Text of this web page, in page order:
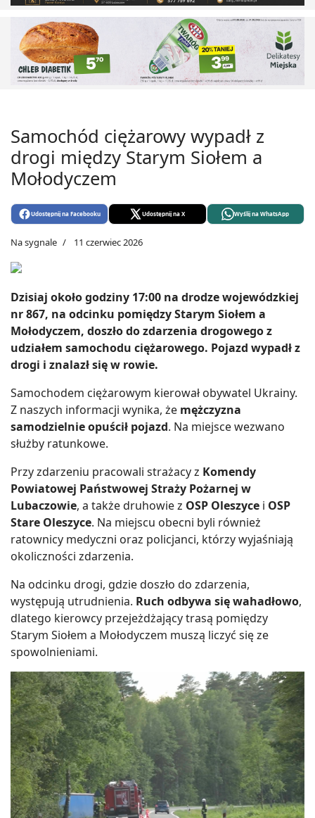
Samochód ciężarowy wypadł z
drogi między Starym Siołem a
Mołodyczem
Udostępnij na Facebooku Udostępnij na X Wyślij na WhatsApp
Na sygnale 11 czerwiec 2026
Dzisiaj około godziny 17:00 na drodze wojewódzkiej
nr 867, na odcinku pomiędzy Starym Siołem a
Mołodyczem, doszło do zdarzenia drogowego z
udziałem samochodu ciężarowego. Pojazd wypadł z
drogi i znalazł się w rowie.
Samochodem ciężarowym kierował obywatel Ukrainy.
Z naszych informacji wynika, że mężczyzna
samodzielnie opuścił pojazd. Na miejsce wezwano
służby ratunkowe.
Przy zdarzeniu pracowali strażacy z Komendy
Powiatowej Państwowej Straży Pożarnej w
Lubaczowie, a także druhowie z OSP Oleszyce i OSP
Stare Oleszyce. Na miejscu obecni byli również
ratownicy medyczni oraz policjanci, którzy wyjaśniają
okoliczności zdarzenia.
Na odcinku drogi, gdzie doszło do zdarzenia,
występują utrudnienia. Ruch odbywa się wahadłowo,
dlatego kierowcy przejeżdżający trasą pomiędzy
Starym Siołem a Mołodyczem muszą liczyć się ze
spowolnieniami.